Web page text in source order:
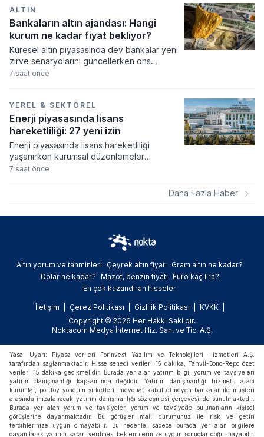
korunması hedefleniyor.
ALTIN
Bankaların altın ajandası: Hangi
kurum ne kadar fiyat bekliyor?
Küresel altın piyasasında dev bankalar yeni
zirve senaryolarını güncellerken ons
fiyatının 5.300 dolara kadar tırmanması
doğrultusunda revize edilen tahminler,
fiyatların orta ve uzun vadede tarihi
seviyeleri aşacağına işaret ediyor.
7 saat önce
YEREL & SEKTÖREL
Enerji piyasasında lisans
hareketliliği: 27 yeni izin
Enerji piyasasında lisans hareketliliği
yaşanırken kurumsal düzenlemeler
resmiyet kazandı. Enerji piyasası
kararlar doğrultusunda çok sayıda şirkete
7 saat önce
Daha Fazla Haber
Altın yorum ve tahminleri Çeyrek altın fiyatı
Gram altın ne kadar?
Dolar ne kadar?
Mazot, benzin fiyatı
Euro kaç lira?
En çok kazandıran hisseler
İletişim Çerez Politikası Gizlilik Politikası
KVKK
Copyright © 2026 Her Hakkı Saklıdır.
Noktacom Medya İnternet Hiz. San. ve Tic. A.Ş.
Yasal Uyarı: Piyasa verileri Forinvest Yazılım ve Teknolojileri Hizmetleri A.Ş.
tarafından sağlanmaktadır. Hisse senedi verileri 15 dakika, Tahvil-Bono-Repo özet
verileri 15 dakika gecikmelidir. Burada yer alan yatırım bilgi, yorum ve tavsiyeleri
yatırım danışmanlığı kapsamında değildir. Yatırım danışmanlığı hizmeti; aracı
kurumlar, portföy yönetim şirketleri, mevduat kabul etmeyen bankalar ile müşteri
arasında imzalanacak yatırım danışmanlığı sözleşmesi çerçevesinde sunulmaktadır.
Burada yer alan yorum ve tavsiyeler, yorum ve tavsiyede bulunanların kişisel
görüşlerine dayanmaktadır. Bu görüşler mali durumunuz ile risk ve getiri
tercihlerinize uygun olmayabilir. Bu nedenle, sadece burada yer alan bilgilere
dayanılarak yatırım kararı verilmesi beklentilerinize uygun sonuçlar doğurmayabilir.